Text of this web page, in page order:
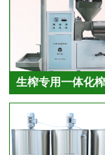
生榨专用一体化